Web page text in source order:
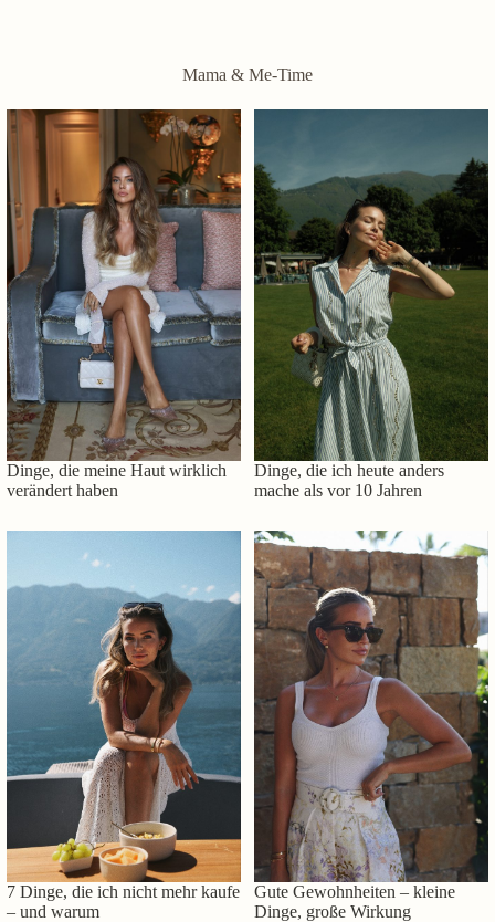
Mama & Me-Time
Dinge, die meine Haut wirklich
verändert haben
Dinge, die ich heute anders
mache als vor 10 Jahren
7 Dinge, die ich nicht mehr kaufe
– und warum
Gute Gewohnheiten – kleine
Dinge, große Wirkung